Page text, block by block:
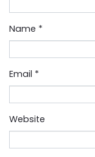
Name *
Email *
Website